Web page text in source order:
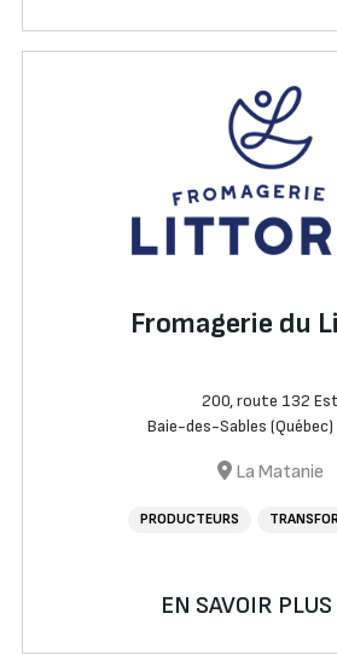
Fromagerie du
200, route 132 Est
Baie-des-Sables (Québec)
La Matanie
PRODUCTEURS
EN SAVOIR PLUS